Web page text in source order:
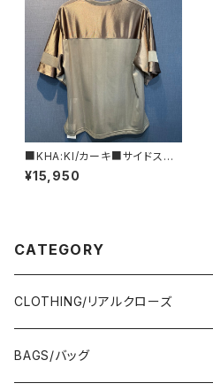
■KHA:KI/カーキ■サイドスリッ
ト・ホッケーシャツ■MIL25SCS
3445■
¥15,950
CATEGORY
CLOTHING/リアルクローズ
TOPS/トップス
BAGS/バッグ